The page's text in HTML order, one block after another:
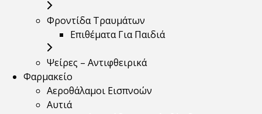
Φροντίδα Τραυμάτων
Επιθέματα Για Παιδιά
Ψείρες – Αντιφθειρικά
Φαρμακείο
Αεροθάλαμοι Εισπνοών
Αυτιά